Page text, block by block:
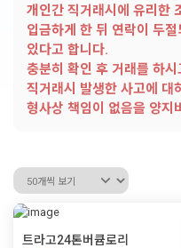
개인간 직거래시에 유리한
입금하게 한 뒤 연락이 두
있다고 합니다.
충분히 확인 후 거래를 하
직거래시 발생한 사고에
형사상 책임이 없음을 양지
트라고24톤버큠로리